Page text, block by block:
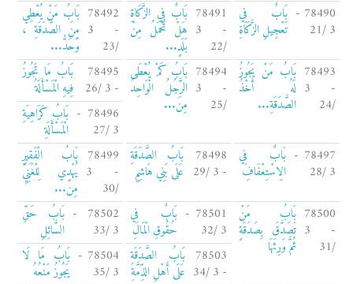
78490 -
3 /21
بَابٌ فِي
تَعْجِيلِ الزَّكَاةِ
78491
- 3
/22
بَابٌ فِي الزَّكَاةِ
هَلْ تُحْمَلُ مِنْ
بَلَدٍ...
78492
- 3
/23
بَابُ مَنْ يُعْطِي
مِنَ الصَّدَقَةِ ،
وَحَدُّ...
78493
- 3
/24
بَابُ مَنْ يَجُوزُ
لَهُ أَخْذُ
الصَّدَقَةِ...
78494
- 3
/25
بَابُ كَمْ يُعْطَى
الرَّجُلُ الْوَاحِدُ
مِنَ...
78495
- 3 /26
بَابُ مَا تَجُوزُ
فِيهِ الْمَسْأَلَةُ
78496 -
3 /27
بَابُ كَرَاهِيَةِ
الْمَسْأَلَةِ
78497 -
3 /28
بَابٌ فِي
الِاسْتِعْفَافِ
78498
- 3 /29
بَابُ الصَّدَقَةِ
عَلَى بَنِي هَاشِمٍ
78499
- 3
/30
بَابُ الْفَقِيرِ
يُهْدِي لِلْغَنِيِّ
مِنَ...
78500
- 3
/31
بَابُ مَنْ
تَصَدَّقَ بِصَدَقَةٍ
ثُمَّ وَرِثَهَا
78501 -
3 /32
بَابٌ فِي
حُقُوقِ الْمَالِ
78502 -
3 /33
بَابُ حَقِّ
السَّائِلِ
78503
- 3 /34
بَابُ الصَّدَقَةِ
عَلَى أَهْلِ الذِّمَّةِ
78504 -
3 /35
بَابُ مَا لَا
يَجُوزُ مَنْعُهُ